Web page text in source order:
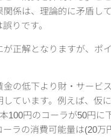
関係は、理論的に矛盾し
りです。
が正解となりますが、ポ
金の低下より財・サービ
しています。例えば、仮
100円のコーラが50円に
ラの消費可能量は(20万